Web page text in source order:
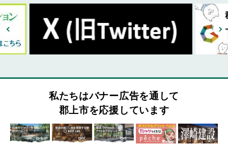
私たちはバナー広告を通して
郡上市を応援しています